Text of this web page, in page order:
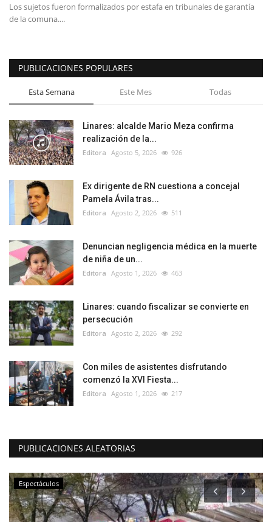
Los sujetos fueron formalizados por estafa en tribunales de garantía
de la comuna....
PUBLICACIONES POPULARES
Esta Semana Este Mes Todas
Linares: alcalde Mario Meza confirma
realización de la...
Editora Agosto 5, 2026 926
Ex dirigente de RN cuestiona a concejal
Pamela Ávila tras...
Editora Agosto 2, 2026 511
Denuncian negligencia médica en la muerte
de niña de un...
Editora Agosto 1, 2026 463
Linares: cuando fiscalizar se convierte en
persecución
Editora Agosto 2, 2026 292
Con miles de asistentes disfrutando
comenzó la XVI Fiesta...
Editora Agosto 1, 2026 217
PUBLICACIONES ALEATORIAS
Espectáculos